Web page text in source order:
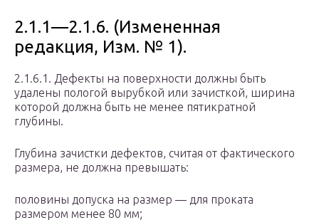
2.1.1—2.1.6. (Измененная
редакция, Изм. № 1).
2.1.6.1. Дефекты на поверхности должны быть
удалены пологой вырубкой или зачисткой, ширина
которой должна быть не менее пятикратной
глубины.
Глубина зачистки дефектов, считая от фактического
размера, не должна превышать:
половины допуска на размер — для проката
размером менее 80 мм;